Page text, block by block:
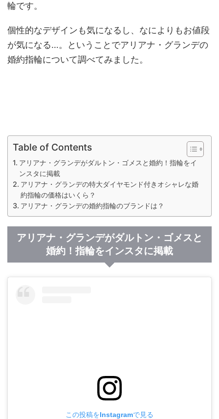
輪です。
個性的なデザインも気になるし、なによりもお値段
が気になる…。ということでアリアナ・グランデの
婚約指輪について調べてみました。
Table of Contents
アリアナ・グランデがダルトン・ゴメスと婚約！指輪をイ
ンスタに掲載
アリアナ・グランデの特大ダイヤモンド付きオシャレな婚
約指輪の価格はいくら？
アリアナ・グランデの婚約指輪のブランドは？
アリアナ・グランデがダルトン・ゴメスと
婚約！指輪をインスタに掲載
この投稿をInstagramで見る